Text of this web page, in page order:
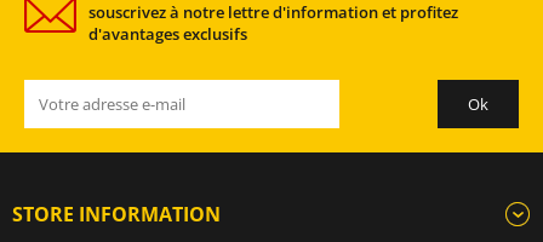
souscrivez à notre lettre d'information et profitez
d'avantages exclusifs
STORE INFORMATION